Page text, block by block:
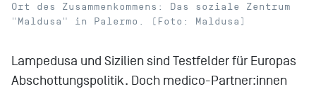
Ort des Zusammenkommens: Das soziale Zentrum
"Maldusa" in Palermo. (Foto: Maldusa)
Lampedusa und Sizilien sind Testfelder für Europas
Abschottungspolitik. Doch medico-Partner:innen